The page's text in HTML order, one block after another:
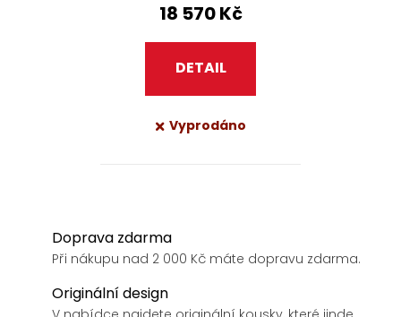
18 570 Kč
DETAIL
Vyprodáno
Doprava zdarma
Při nákupu nad 2 000 Kč máte dopravu zdarma.
Originální design